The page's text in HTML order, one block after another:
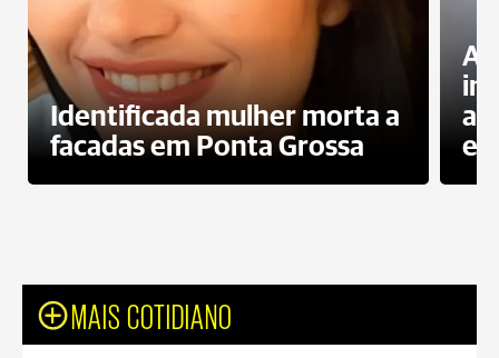
Identificada mulher morta a
facadas em Ponta Grossa
MAIS COTIDIANO